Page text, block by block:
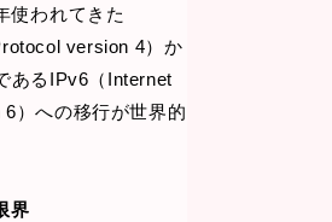
使われてきた
version 4）か
あるIPv6（Internet
）への移行が世界的
界